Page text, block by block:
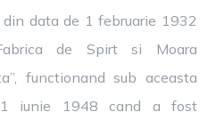
data de 1 februarie 1932
de Spirt si Moara
functionand sub aceasta
iunie 1948 cand a fost